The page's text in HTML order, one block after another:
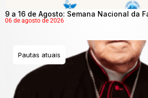
9 a 16 de Agosto: Semana Nacional da
06 de agosto de 2026
Pautas atuais